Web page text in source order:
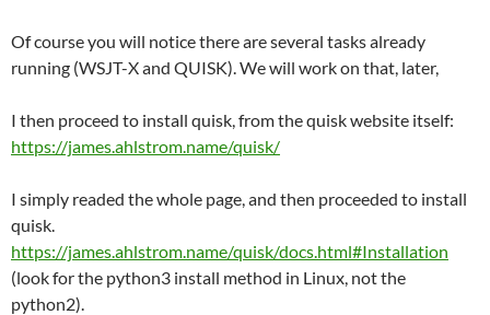
Of course you will notice there are several tasks already
running (WSJT-X and QUISK). We will work on that, later,
I then proceed to install quisk, from the quisk website itself:
https://james.ahlstrom.name/quisk/
I simply readed the whole page, and then proceeded to install
quisk.
https://james.ahlstrom.name/quisk/docs.html#Installation
(look for the python3 install method in Linux, not the
python2).